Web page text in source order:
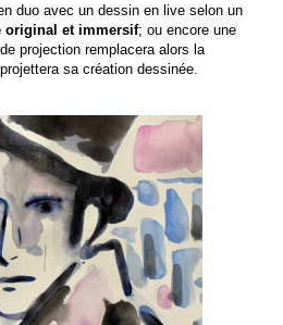
duo avec un dessin en live selon un
original et immersif; ou encore une
projection remplacera alors la
sa création dessinée.